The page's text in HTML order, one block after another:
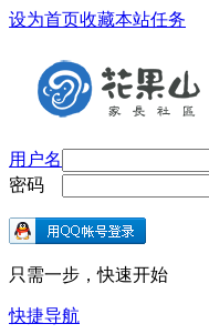
设为首页收藏本站任务
用户名
密码
只需一步，快速开始
快捷导航